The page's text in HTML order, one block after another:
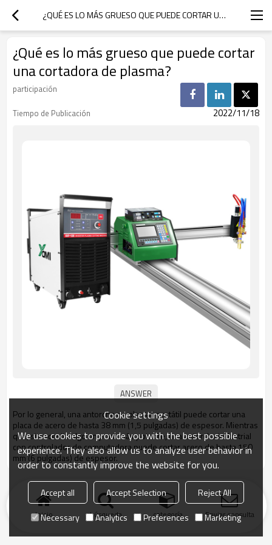
¿QUÉ ES LO MÁS GRUESO QUE PUEDE CORTAR UNA CORTADORA DE PLASMA?
¿Qué es lo más grueso que puede cortar
una cortadora de plasma?
participación
Tiempo de Publicación
2022/11/18
Por lo general, una antorcha de plasma portátil puede cortar una
placa de acero de hasta 38 mm (1,5 pulgadas) de espesor. Mientras
que, si necesita algo un poco más potente, una antorcha industrial
con controlador de computadora puede cortar acero de hasta 150
mm (6 pulgadas) de espesor.
Inicio búsqueda categoría Enviar consulta
Cookie settings
We use cookies to provide you with the best possible
experience. They also allow us to analyze user behavior in
order to constantly improve the website for you.
Accept all Accept Selection
Reject All
Necessary
Analytics Preferences Marketing